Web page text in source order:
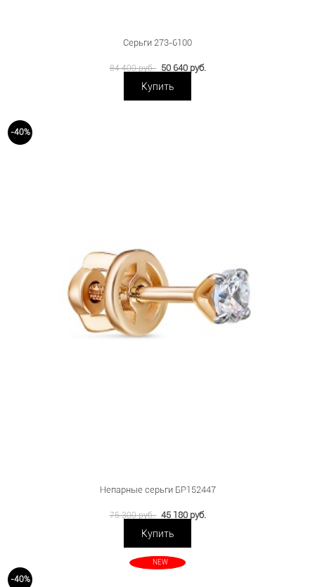
Серьги 273-6100
84 400 руб. 50 640 руб.
Купить
-40%
Непарные серьги БР152447
75 300 руб. 45 180 руб.
Купить
-40%
NEW